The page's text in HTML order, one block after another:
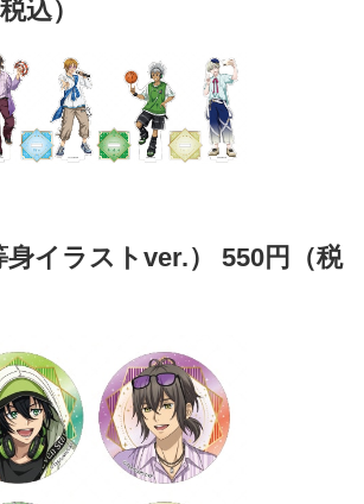
込）
イラストver.） 550円（税